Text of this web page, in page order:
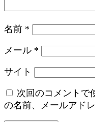
名前 *
メール *
サイト
次回のコメントで
の名前、メールアド